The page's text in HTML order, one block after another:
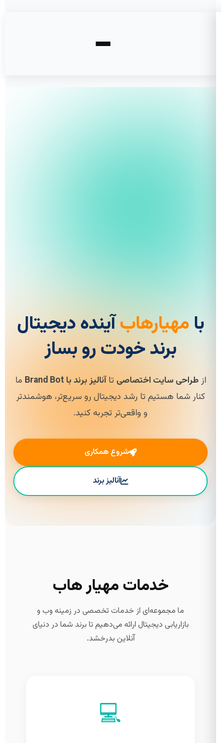
با مهیارهابآینده دیجیتال
برند خودت رو بساز
از طراحی سایت اختصاصی تاآنالیز برند با Brand Bot
ما
کنار شما هستیم تا رشد دیجیتال رو سریع‌تر، هوشمندتر
و واقعی‌تر تجربه کنید.
شروع همکاری
آنالیز برند
خدمات مهیار هاب
ما مجموعه‌ای از خدمات تخصصی در زمینه وب و
بازاریابی دیجیتال ارائه می‌دهیم تا برند شما در دنیای
آنلاین بدرخشد.
💻